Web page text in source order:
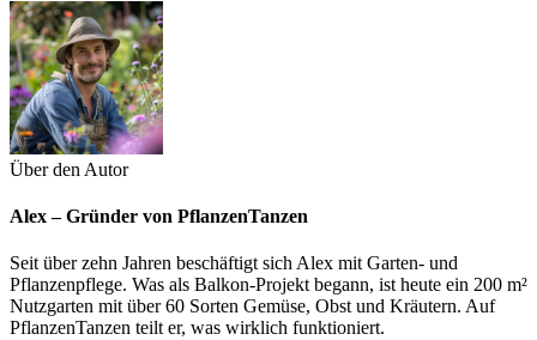
Über den Autor
Alex – Gründer von PflanzenTanzen
Seit über zehn Jahren beschäftigt sich Alex mit Garten- und
Pflanzenpflege. Was als Balkon-Projekt begann, ist heute ein 200 m²
Nutzgarten mit über 60 Sorten Gemüse, Obst und Kräutern. Auf
PflanzenTanzen teilt er, was wirklich funktioniert.